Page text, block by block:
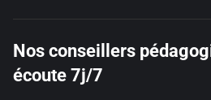
Nos conseillers
écoute 7j/7